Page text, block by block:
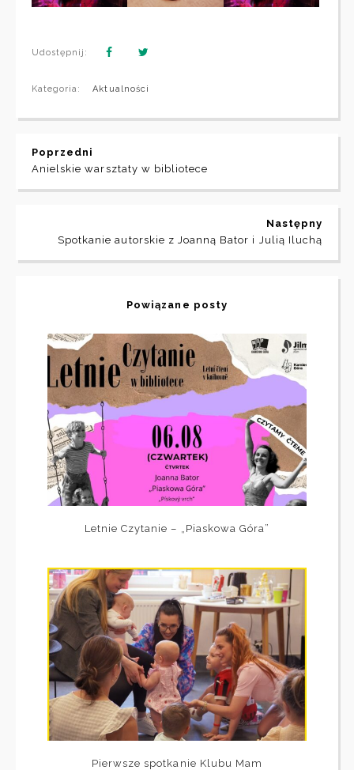
Udostępnij:
Kategoria: Aktualności
Poprzedni
Anielskie warsztaty w bibliotece
Następny
Spotkanie autorskie z Joanną Bator i Julią Iluchą
Powiązane posty
Letnie Czytanie – „Piaskowa Góra”
Pierwsze spotkanie Klubu Mam